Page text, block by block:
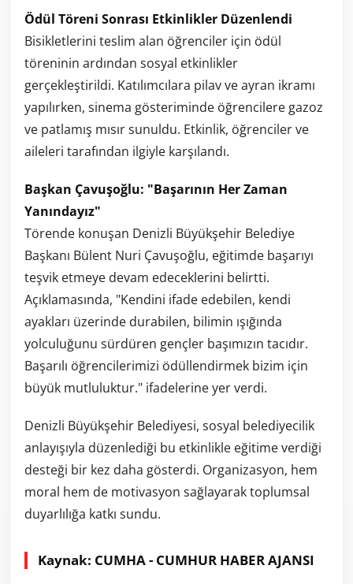
Ödül Töreni Sonrası Etkinlikler Düzenlendi
Bisikletlerini teslim alan öğrenciler için ödül
töreninin ardından sosyal etkinlikler
gerçekleştirildi. Katılımcılara pilav ve ayran ikramı
yapılırken, sinema gösteriminde öğrencilere gazoz
ve patlamış mısır sunuldu. Etkinlik, öğrenciler ve
aileleri tarafından ilgiyle karşılandı.
Başkan Çavuşoğlu: "Başarının Her Zaman
Yanındayız"
Törende konuşan Denizli Büyükşehir Belediye
Başkanı Bülent Nuri Çavuşoğlu, eğitimde başarıyı
teşvik etmeye devam edeceklerini belirtti.
Açıklamasında, "Kendini ifade edebilen, kendi
ayakları üzerinde durabilen, bilimin ışığında
yolculuğunu sürdüren gençler başımızın tacıdır.
Başarılı öğrencilerimizi ödüllendirmek bizim için
büyük mutluluktur." ifadelerine yer verdi.
Denizli Büyükşehir Belediyesi, sosyal belediyecilik
anlayışıyla düzenlediği bu etkinlikle eğitime verdiği
desteği bir kez daha gösterdi. Organizasyon, hem
moral hem de motivasyon sağlayarak toplumsal
duyarlılığa katkı sundu.
Kaynak: CUMHA - CUMHUR HABER AJANSI